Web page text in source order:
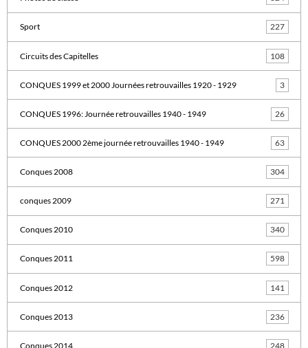
Sport 227
Circuits des Capitelles 108
CONQUES 1999 et 2000 Journées retrouvailles 1920 - 1929 3
CONQUES 1996: Journée retrouvailles 1940 - 1949 26
CONQUES 2000 2ème journée retrouvailles 1940 - 1949 63
Conques 2008 304
conques 2009 271
Conques 2010 340
Conques 2011 598
Conques 2012 141
Conques 2013 236
Conques 2014 248